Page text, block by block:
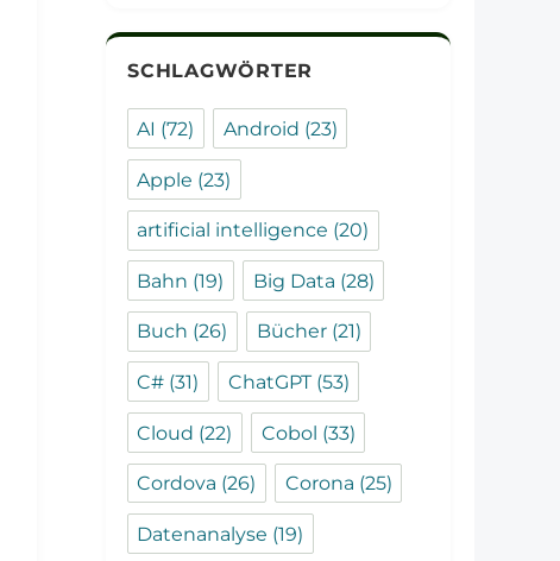
SCHLAGWÖRTER
AI (72) Android (23)
Apple (23)
artificial intelligence (20)
Bahn (19) Big Data (28)
Buch (26) Bücher(21)
C# (31) ChatGPT(53)
Cloud (22) Cobol (33)
Cordova (26) Corona (25)
Datenanalyse (19)